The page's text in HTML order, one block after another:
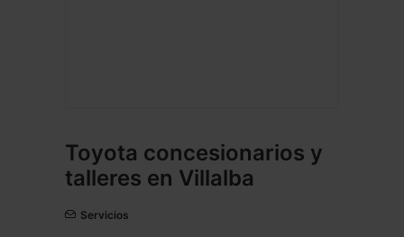
Toyota concesionarios y
talleres en Villalba
Servicios